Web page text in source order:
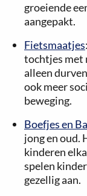
groeiende
aangepakt.
Fietsmaatjes
tochtjes met
alleen
ook meer
beweging.
Boefjes en
jong en oud.
kinderen
spelen
gezellig aan.